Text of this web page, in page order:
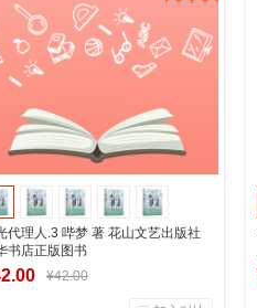
加入购物车
代理人.3 哔梦 著 花山文艺出版社
书店正版图书
¥42.00